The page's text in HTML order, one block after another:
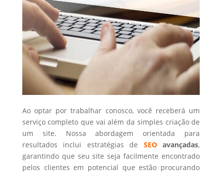
Ao optar por trabalhar conosco, você receberá um
serviço completo que vai além da simples criação de
um site. Nossa abordagem orientada para
resultados inclui estratégias de SEOavançadas,
garantindo que seu site seja facilmente encontrado
pelos clientes em potencial que estão procurando